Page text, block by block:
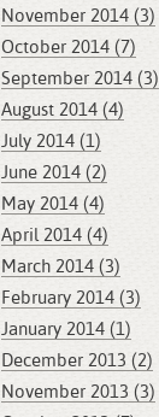
November 2014 (3)
October 2014 (7)
September 2014 (3)
August 2014 (4)
July 2014 (1)
June 2014 (2)
May 2014 (4)
April 2014 (4)
March 2014 (3)
February 2014 (3)
January 2014 (1)
December 2013 (2)
November 2013 (3)